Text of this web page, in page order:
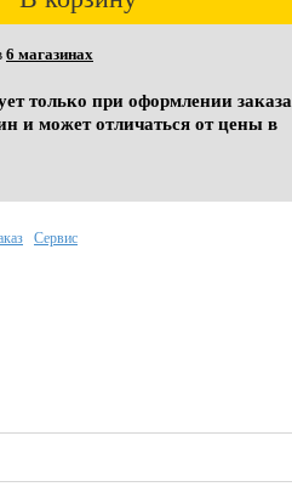
6 магазинах
только при оформлении заказа
и может отличаться от цены в
Сервис